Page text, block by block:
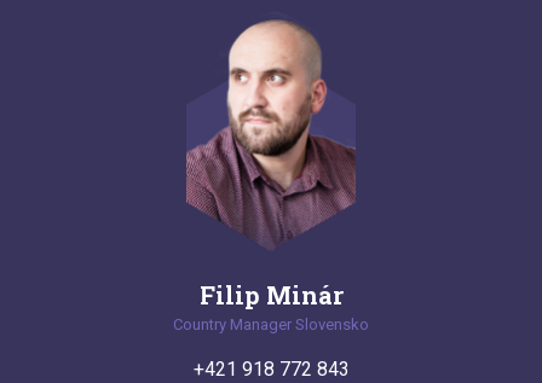
Filip Minár
Country Manager Slovensko
+421 918 772 843